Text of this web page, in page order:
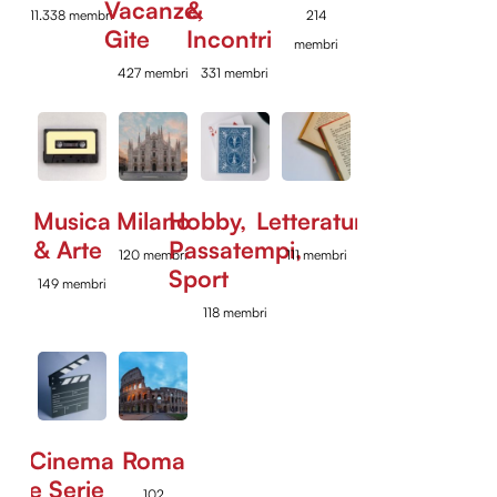
11.338 membriVacanze,
Gite
427 membri
&
Incontri
331 membri
214
membri
Musica
& Arte
149 membri
Milano
120 membri
Hobby,
Passatempi,
Sport
118 membri
Letteratura
111 membri
Cinema
e Serie
Roma